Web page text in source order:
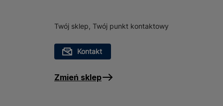
Twój sklep, Twój punkt kontaktowy
Kontakt
Zmień sklep